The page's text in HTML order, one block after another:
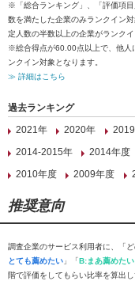
※「総合ランキング」、「評価項
数を満たした企業のみランクイン
定人数の半数以上の企業がランクイ
※総合得点が60.00点以上で、他人
ンクイン対象となります。
≫ 詳細はこちら
過去ランキング
2021年
2020年
2014-2015年
2014年度
2010年度
2009年度
推奨意向
調査企業のサービス利用者に、「
とても薦めたい 」「B:まあ薦めたい
階で評価をしてもらい比率を算出し